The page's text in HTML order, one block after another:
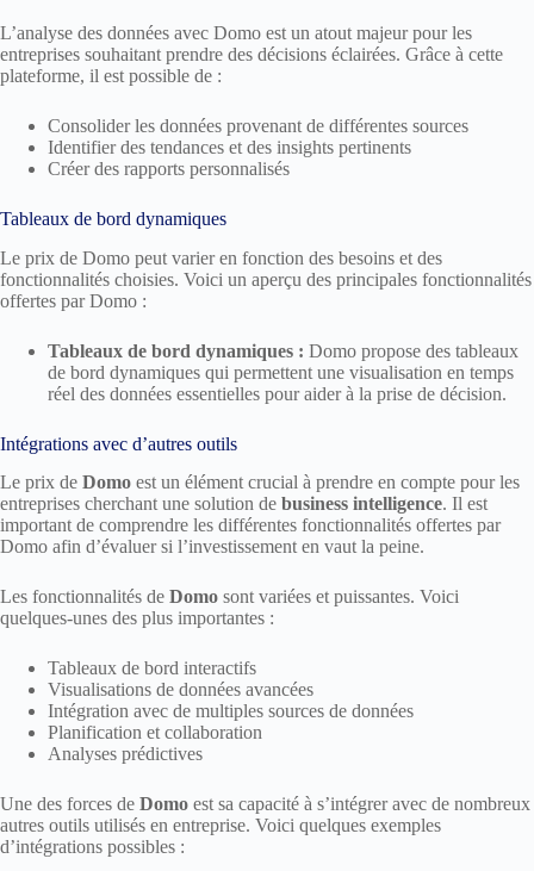
L’analyse des données avec Domo est un atout majeur pour les
entreprises souhaitant prendre des décisions éclairées. Grâce à cette
plateforme, il est possible de :
Consolider les données provenant de différentes sources
Identifier des tendances et des insights pertinents
Créer des rapports personnalisés
Tableaux de bord dynamiques
Le prix de Domo peut varier en fonction des besoins et des
fonctionnalités choisies. Voici un aperçu des principales fonctionnalités
offertes par Domo :
Tableaux de bord dynamiques : Domo propose des tableaux
de bord dynamiques qui permettent une visualisation en temps
réel des données essentielles pour aider à la prise de décision.
Intégrations avec d’autres outils
Le prix de Domo est un élément crucial à prendre en compte pour les
entreprises cherchant une solution de business intelligence. Il est
important de comprendre les différentes fonctionnalités offertes par
Domo afin d’évaluer si l’investissement en vaut la peine.
Les fonctionnalités de Domo sont variées et puissantes. Voici
quelques-unes des plus importantes :
Tableaux de bord interactifs
Visualisations de données avancées
Intégration avec de multiples sources de données
Planification et collaboration
Analyses prédictives
Une des forces de Domo est sa capacité à s’intégrer avec de nombreux
autres outils utilisés en entreprise. Voici quelques exemples
d’intégrations possibles :